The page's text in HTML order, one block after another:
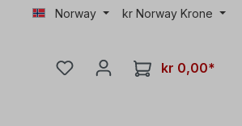
Norway kr Norway Krone
kr 0,00*